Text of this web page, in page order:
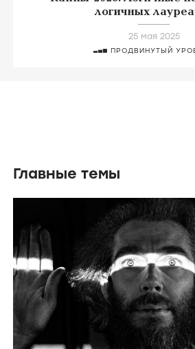
логичных
25 мая 2025
ПРОДВИНУТЫЙ
Главные темы